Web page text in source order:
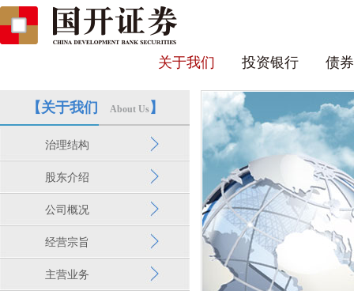
关于我们 投资银行 债
【关于我们 About Us】
治理结构
股东介绍
公司概况
经营宗旨
主营业务